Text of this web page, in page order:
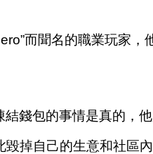
而聞名的職業玩家
錢包的事情是真的，
毀掉自己的生意和社區